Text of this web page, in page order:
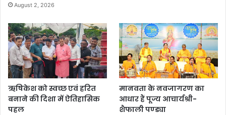
August 2, 2026
ऋषिकेश को स्वच्छ एवं हरित
बनाने की दिशा में ऐतिहासिक
पहल
मानवता के नवजागरण का
आधार हैं पूज्य आचार्यश्री-
शैफाली पण्ड्या